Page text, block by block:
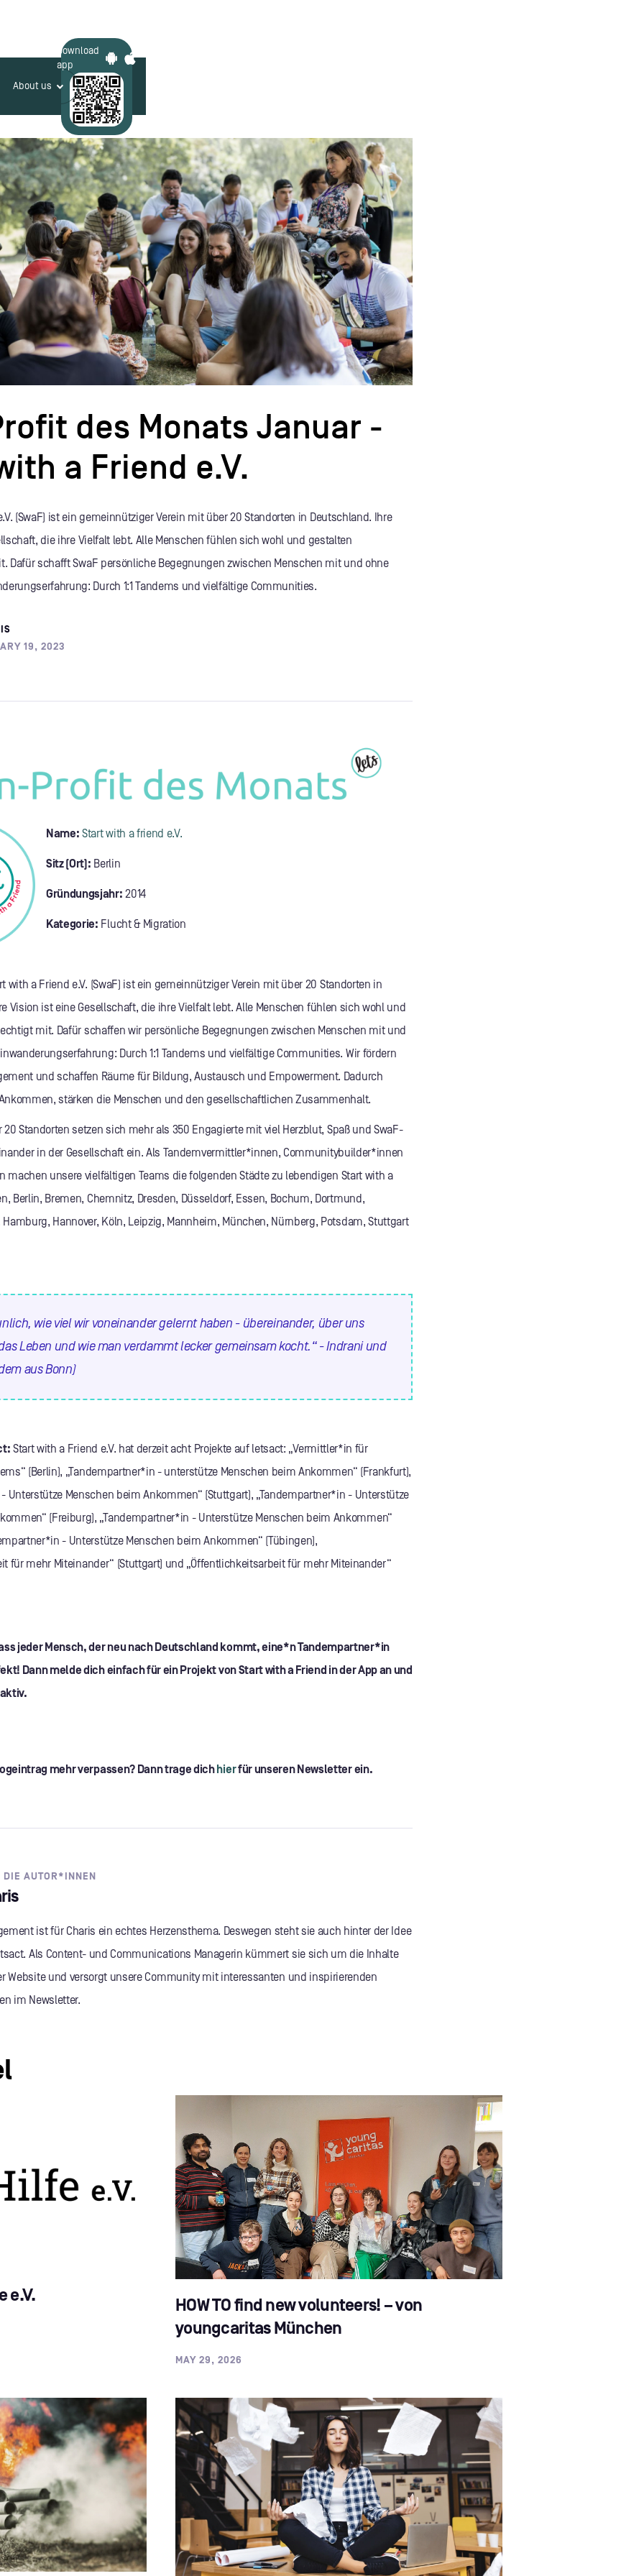
About us Login
Download
app
des Monats Januar -
a Friend e.V.
(SwaF) ist ein gemeinnütziger Verein mit über 20 Standorten in Deutschland. Ihre
die ihre Vielfalt lebt. Alle Menschen fühlen sich wohl und gestalten
Dafür schafft SwaF persönliche Begegnungen zwischen Menschen mit und ohne
Durch 1:1 Tandems und vielfältige Communities.
19, 2023
Name: Start with a friend e.V.
Sitz (Ort): Berlin
Gründungsjahr: 2014
Kategorie: Flucht & Migration
with a Friend e.V. (SwaF) ist ein gemeinnütziger Verein mit über 20 Standorten in
Vision ist eine Gesellschaft, die ihre Vielfalt lebt. Alle Menschen fühlen sich wohl und
mit. Dafür schaffen wir persönliche Begegnungen zwischen Menschen mit und
Durch 1:1 Tandems und vielfältige Communities. Wir fördern
und schaffen Räume für Bildung, Austausch und Empowerment. Dadurch
stärken die Menschen und den gesellschaftlichen Zusammenhalt.
Standorten setzen sich mehr als 350 Engagierte mit viel Herzblut, Spaß und SwaF-
in der Gesellschaft ein. Als Tandemvermittler*innen, Communitybuilder*innen
machen unsere vielfältigen Teams die folgenden Städte zu lebendigen Start with a
Berlin, Bremen, Chemnitz, Dresden, Düsseldorf, Essen, Bochum, Dortmund,
Hannover, Köln, Leipzig, Mannheim, München, Nürnberg, Potsdam, Stuttgart
wie viel wir voneinander gelernt haben - übereinander, über uns
Leben und wie man verdammt lecker gemeinsam kocht.“ - Indrani und
aus Bonn)
Start with a Friend e.V. hat derzeit acht Projekte auf letsact: „Vermittler*in für
(Berlin), „Tandempartner*in - unterstütze Menschen beim Ankommen“ (Frankfurt),
Unterstütze Menschen beim Ankommen“ (Stuttgart), „Tandempartner*in - Unterstütze
(Freiburg), „Tandempartner*in - Unterstütze Menschen beim Ankommen“
- Unterstütze Menschen beim Ankommen“ (Tübingen),
für mehr Miteinander“ (Stuttgart) und „Öffentlichkeitsarbeit für mehr Miteinander“
jeder Mensch, der neu nach Deutschland kommt, eine*n Tandempartner*in
Dann melde dich einfach für ein Projekt von Start with a Friend in der App an und
mehr verpassen? Dann trage dich hierfür unseren Newsletter ein.
DIE AUTOR*INNEN
ist für Charis ein echtes Herzensthema. Deswegen steht sie auch hinter der Idee
Als Content- und Communications Managerin kümmert sie sich um die Inhalte
Website und versorgt unsere Community mit interessanten und inspirierenden
im Newsletter.
e.V.
HOW TO find new volunteers! – von
youngcaritas München
MAY 29, 2026